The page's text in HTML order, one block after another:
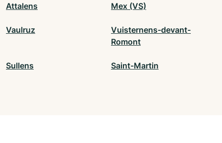
Attalens Mex (VS)
Vaulruz
Vuisternens-devant-
Romont
Sullens Saint-Martin